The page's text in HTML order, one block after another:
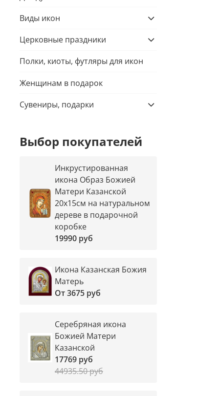
Виды икон
Церковные праздники
Полки, киоты, футляры для икон
Женщинам в подарок
Сувениры, подарки
Выбор покупателей
Инкрустированная
икона Образ Божией
Матери Казанской
20х15см на натуральном
дереве в подарочной
коробке
19990 руб
Икона Казанская Божия
Матерь
От3675 руб
Серебряная икона
Божией Матери
Казанской
17769 руб
44935.50 руб